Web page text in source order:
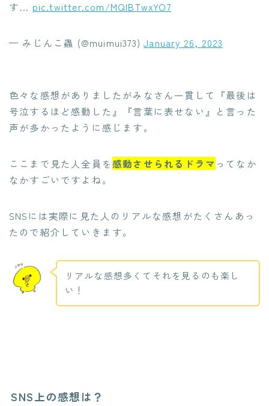
す… pic.twitter.com/MQIBTwxYO7
— みじんこ蟲 (@muimui373)January 26, 2023
色々な感想がありましたがみなさん一貫して『最後は
号泣するほど感動した』『言葉に表せない』と言った
声が多かったように感じます。
ここまで見た人全員を感動させられるドラマ ってなか
なかすごいですよね。
SNSには実際に見た人のリアルな感想がたくさんあっ
たので紹介していきます。
リアルな感想多くてそれを見るのも楽し
い！
SNS上の感想は？